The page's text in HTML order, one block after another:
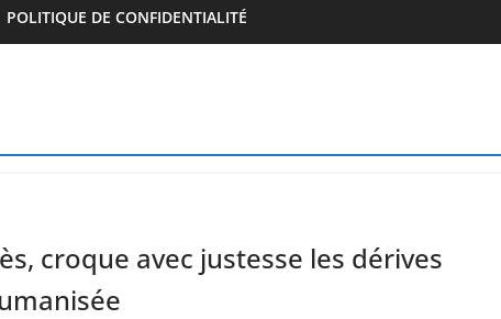
POLITIQUE DE CONFIDENTIALITÉ
croque avec justesse les dérives